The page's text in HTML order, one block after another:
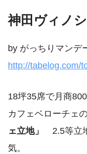
神田ヴィノ
by がっちりマンデ
http://tabelog.com/
18坪35席で月商
カフェベローチェ
ェ立地」
2.5等立
気。